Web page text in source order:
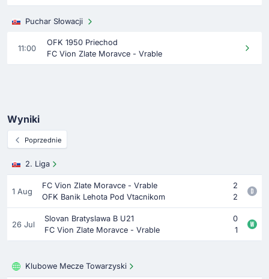
Puchar Słowacji
11:00
OFK 1950 Priechod
FC Vion Zlate Moravce - Vrable
Wyniki
Poprzednie
2. Liga
1 Aug
FC Vion Zlate Moravce - Vrable
2
OFK Banik Lehota Pod Vtacnikom
2
26 Jul
Slovan Bratyslawa B U21
0
FC Vion Zlate Moravce - Vrable
1
Klubowe Mecze Towarzyski